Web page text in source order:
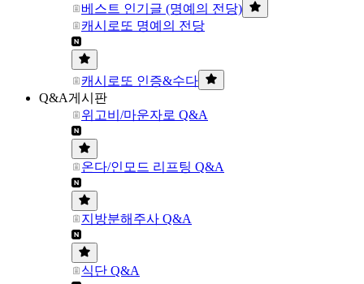
베스트 인기글 (명예의 전당)
캐시로또 명예의 전당
캐시로또 인증&수다
Q&A게시판
위고비/마운자로 Q&A
온다/인모드 리프팅 Q&A
지방분해주사 Q&A
식단 Q&A